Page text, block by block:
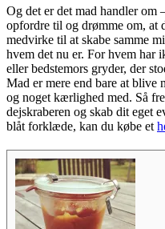
Og det er det mad handler om
opfordre til og drømme om, at
medvirke til at skabe samme
hvem det nu er. For hvem har
eller bedstemors gryder, der
Mad er mere end bare at blive
og noget kærlighed med. Så
dejskraberen og skab dit eget
blåt forklæde, kan du købe et